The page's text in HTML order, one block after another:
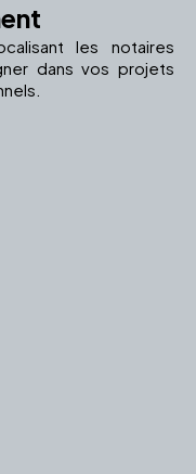
les notaires
dans vos projets